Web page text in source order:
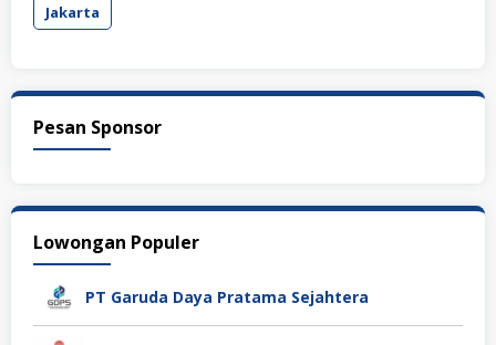
Jakarta
Pesan Sponsor
Lowongan Populer
PT Garuda Daya Pratama Sejahtera